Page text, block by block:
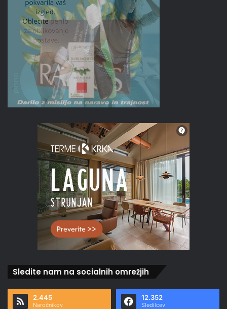
Sledite nam na socialnih omrežjih
2.445
Naročnikov
12.352
Sledilcev